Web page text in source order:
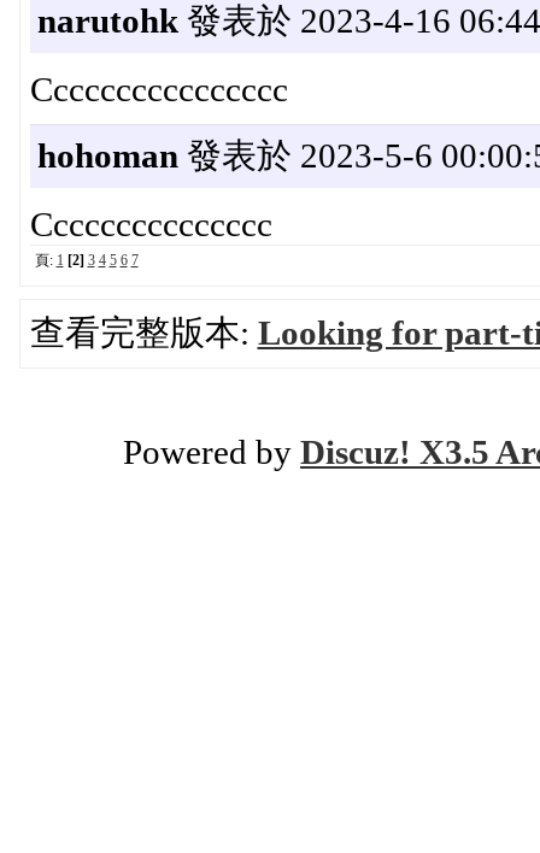
narutohk發表於 2023-4-16
Cccccccccccccccc
hohoman 發表於 2023-5-6
Ccccccccccccccc
頁: 1 [2] 3 4 5 6 7
查看完整版本: Looking for part-
Powered by Discuz! X3.5